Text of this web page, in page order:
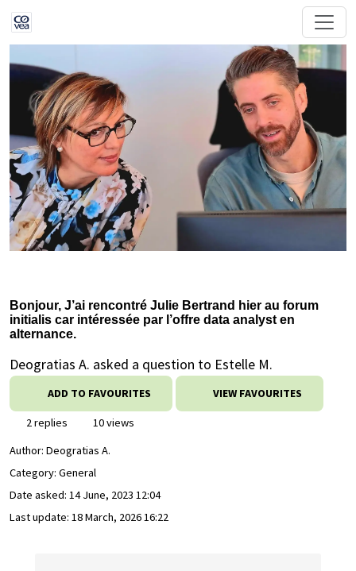
Bonjour, J’ai rencontré Julie Bertrand hier au forum
initialis car intéressée par l’offre data analyst en
alternance.
Deogratias A. asked a question to Estelle M.
ADD TO FAVOURITES VIEW FAVOURITES
2 replies
10 views
Author: Deogratias A.
Category: General
Date asked: 14 June, 2023 12:04
Last update: 18 March, 2026 16:22